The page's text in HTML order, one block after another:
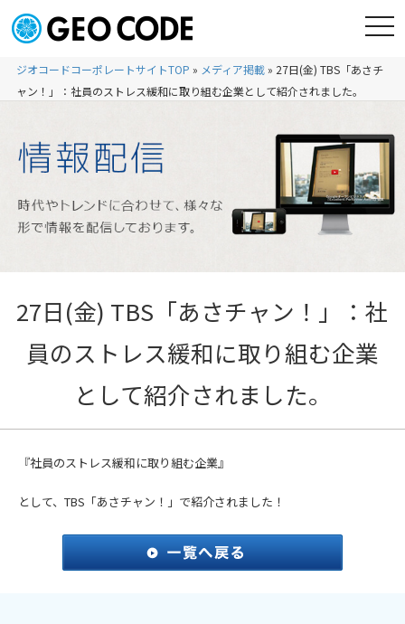
ジオコードコーポレートサイトTOP » メディア掲載» 27日(金) TBS「あさチ
ャン！」：社員のストレス緩和に取り組む企業として紹介されました。
27日(金) TBS「あさチャン！」：社
員のストレス緩和に取り組む企業
として紹介されました。
『社員のストレス緩和に取り組む企業』
として、TBS「あさチャン！」で紹介されました！